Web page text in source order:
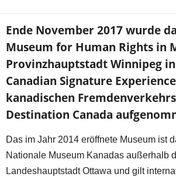
Ende November 2017 wurde
Museum for Human Rights in
Provinzhauptstadt Winnipeg
Canadian Signature
kanadischen
Destination Canada
Das im Jahr 2014 eröffnete Museum ist
Nationale Museum Kanadas außerhalb
Landeshauptstadt Ottawa und gilt